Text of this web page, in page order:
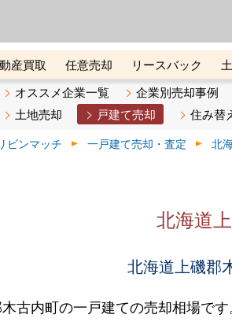
産買取 任意売却 リースバック
スト不動産カンパニー オンライン講座
オススメ企業一覧 企業別売却事例
土地売却 戸建て売却 住み替
ビンマッチ 一戸建て売却・査定 北
北海道
北海道上磯郡
古内町の一戸建ての売却相場で